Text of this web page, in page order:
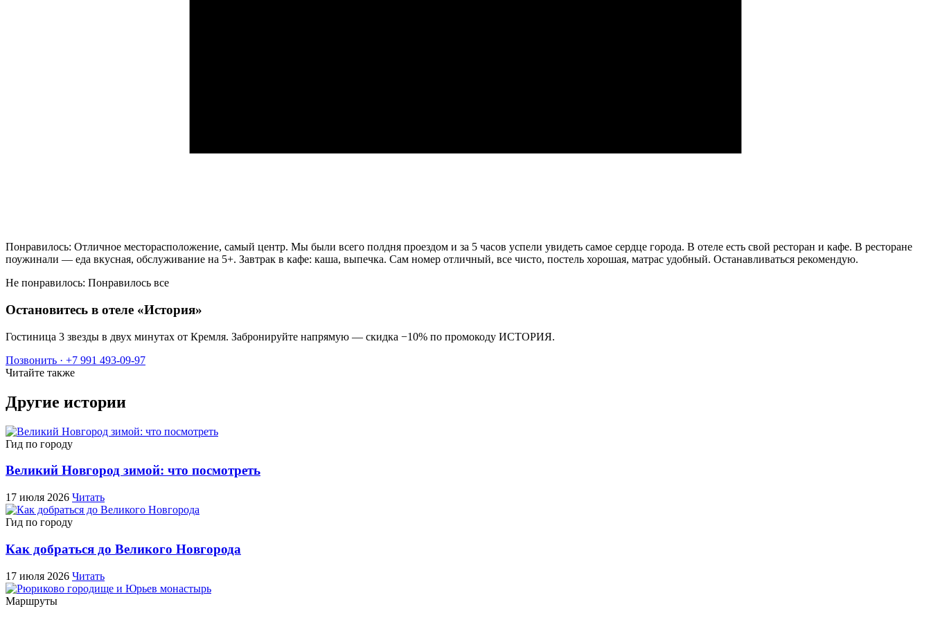
Понравилось: Отличное месторасположение, самый центр. Мы были всего полдня проездом и за 5 часов успели увидеть самое сердце города. В отеле есть свой ресторан и кафе. В ресторане
поужинали — еда вкусная, обслуживание на 5+. Завтрак в кафе: каша, выпечка. Сам номер отличный, все чисто, постель хорошая, матрас удобный. Останавливаться рекомендую.
Не понравилось: Понравилось все
Остановитесь в отеле «История»
Гостиница 3 звезды в двух минутах от Кремля. Забронируйте напрямую — скидка −10% по промокоду ИСТОРИЯ.
Позвонить · +7 991 493-09-97
Читайте также
Другие истории
Гид по городу
Великий Новгород зимой: что посмотреть
17 июля 2026 Читать
Гид по городу
Как добраться до Великого Новгорода
17 июля 2026 Читать
Маршруты